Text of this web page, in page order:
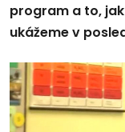
program a to,
ukážeme v